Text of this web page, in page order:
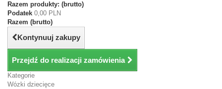
Razem produkty: (brutto)
Podatek 0,00 PLN
Razem (brutto)
Kontynuuj zakupy
Przejdź do realizacji zamówienia
Kategorie
Wózki dziecięce